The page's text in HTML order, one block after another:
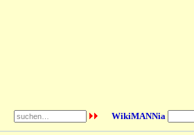
WikiMANNia